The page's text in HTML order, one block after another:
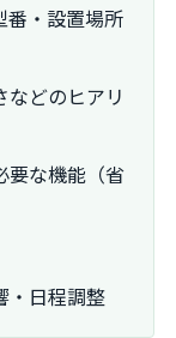
番・設置場所
どのヒアリ
要な機能（省
・日程調整